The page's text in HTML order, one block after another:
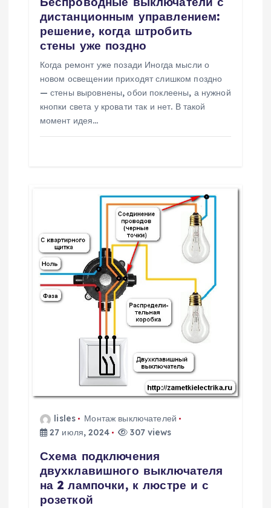
дистанционным управлением:
решение, когда штробить
стены уже поздно
Когда ремонт уже позади Иногда мысли о
новом освещении приходят слишком поздно
— стены выровнены, обои поклеены, а нужной
кнопки света у кровати так и нет. В такой
момент идея…
lisles
Монтаж выключателей
27 июля, 2024
307 views
Схема подключения
двухклавишного выключателя
на 2 лампочки, к люстре и с
розеткой